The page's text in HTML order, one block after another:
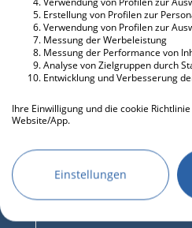
Erstellung von Profilen zur
Verwendung von Profilen zur
Messung der Werbeleistung
Messung der Performance von
Analyse von Zielgruppen durch
Entwicklung und Verbesserung
Ihre Einwilligung und die cookie
Website/App.
Wir nutzen Ihre Daten für folgende
IAB-Verarbeitungszwecke:
Speichern von oder Zugriff auf
Informationen auf einem
Einstellungen